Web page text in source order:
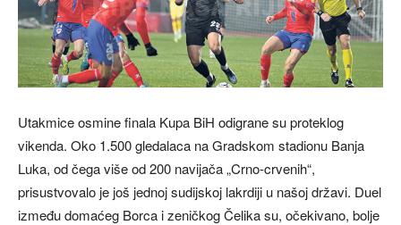
Utakmice osmine finala Kupa BiH odigrane su proteklog
vikenda. Oko 1.500 gledalaca na Gradskom stadionu Banja
Luka, od čega više od 200 navijača „Crno-crvenih“,
prisustvovalo je još jednoj sudijskoj lakrdiji u našoj državi. Duel
između domaćeg Borca i zeničkog Čelika su, očekivano, bolje